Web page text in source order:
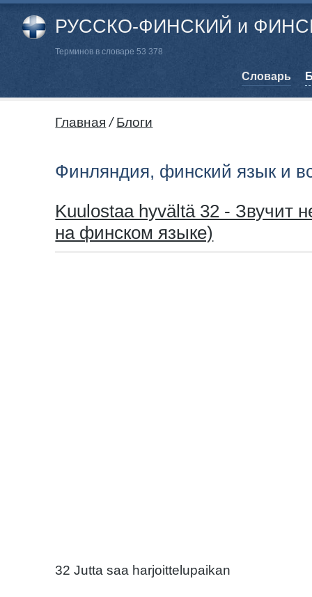
РУССКО-ФИНСКИЙ и
Терминов в словаре 53 378
Cловарь
Главная / Блоги
Финляндия, финский язык и
Kuulostaa hyvältä 32 - Звучит
на финском языке)
32 Jutta saa harjoittelupaikan